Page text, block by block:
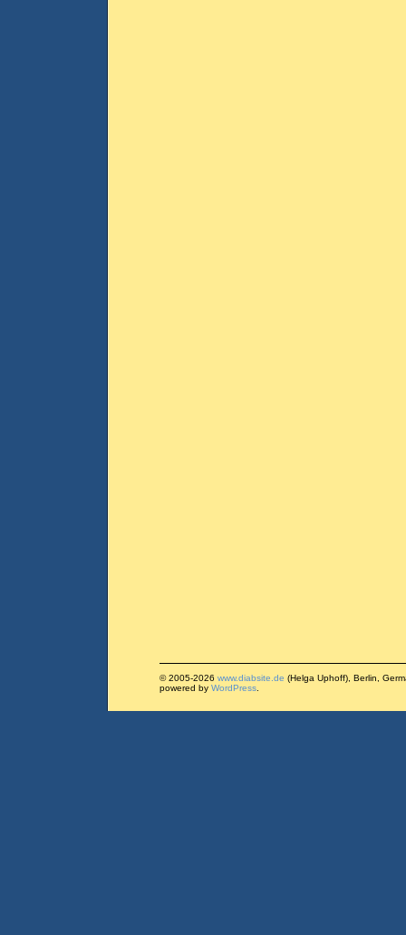
© 2005-2026 www.diabsite.de (Helga Uphoff), Berlin,
powered by WordPress.